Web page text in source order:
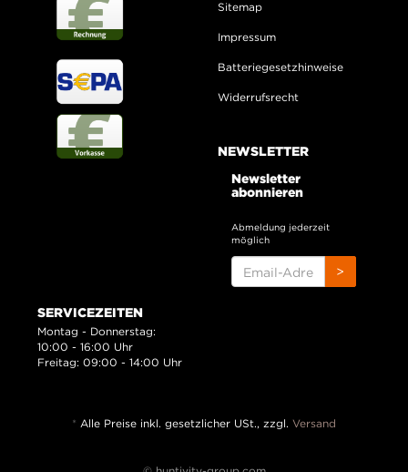
Sitemap
Impressum
Batteriegesetzhinweise
Widerrufsrecht
NEWSLETTER
Newsletter
abonnieren
Abmeldung jederzeit
möglich
ADRESSE
>
SERVICEZEITEN
Montag - Donnerstag:
10:00 - 16:00 Uhr
Freitag: 09:00 - 14:00 Uhr
* Alle Preise inkl. gesetzlicher USt., zzgl. Versand